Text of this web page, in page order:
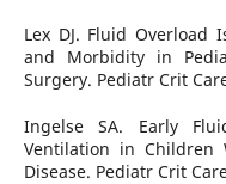
Lex DJ. Fluid Overload
and Morbidity in
Surgery. Pediatr Crit
Ingelse SA. Early
Ventilation in Children
Disease. Pediatr Crit